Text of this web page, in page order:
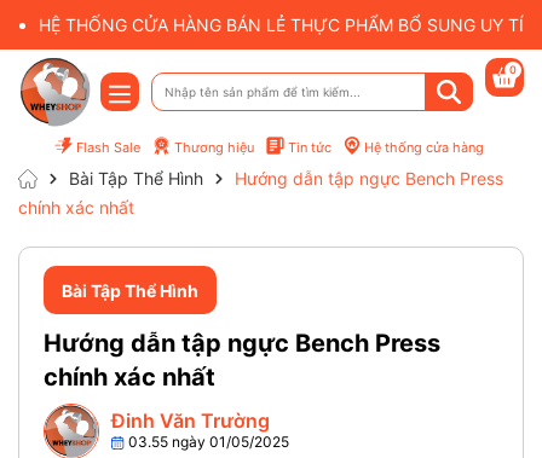
HỆ THỐNG CỬA HÀNG BÁN LẺ THỰC PHẨM BỔ SUNG UY
Flash Sale Thương hiệu Tin tức Hệ thống cửa hàng
0
Bài Tập Thể Hình
Hướng dẫn tập ngực Bench Press
chính xác nhất
Bài Tập Thể Hình
Hướng dẫn tập ngực Bench Press
chính xác nhất
Đinh Văn Trường
03.55 ngày 01/05/2025